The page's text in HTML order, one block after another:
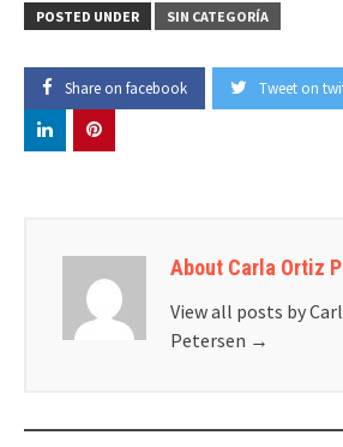
POSTED UNDER SIN CATEGORÍA
Share on facebook Tweet on
About Carla Ortiz
View all posts by
Petersen →